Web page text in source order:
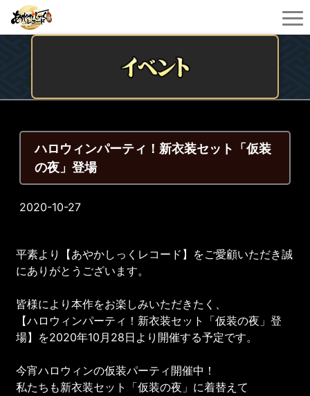
ハロウィンパーティ！新衣装セット「仮装
の夜」登場
2020-10-27
平素より【あやかしっくレコード】をご愛顧いただき誠
にありがとうございます。
皆様により本作をお楽しみいただきたく、
【ハロウィンパーティ！新衣装セット「仮装の夜」登
場】を2020年10月28日より開催する予定です。
今宵ハロウィンの仮装パーティ開催中！
私たちも新衣装セット「仮装の夜」に着替えて